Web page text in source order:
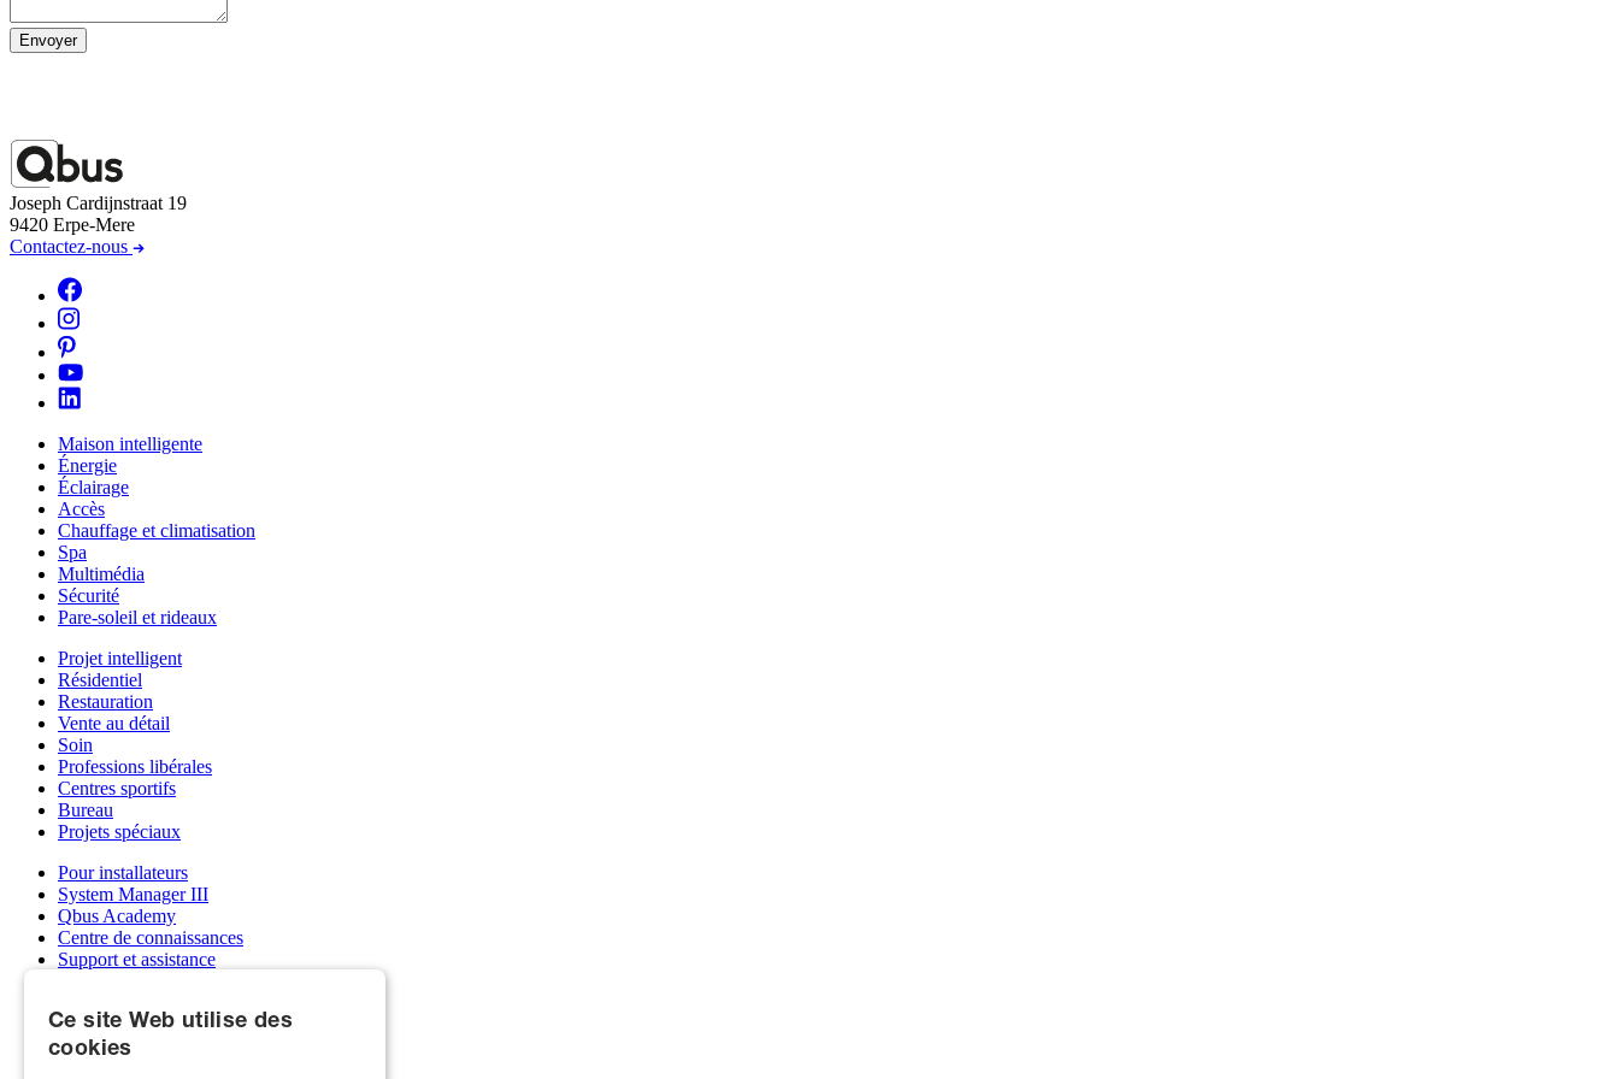
Envoyer
Joseph Cardijnstraat 19
9420 Erpe-Mere
Contactez-nous
Maison intelligente
Énergie
Éclairage
Accès
Chauffage et climatisation
Spa
Multimédia
Sécurité
Pare-soleil et rideaux
Projet intelligent
Résidentiel
Restauration
Vente au détail
Soin
Professions libérales
Centres sportifs
Bureau
Projets spéciaux
Pour installateurs
System Manager III
Qbus Academy
Centre de connaissances
Support et assistance
Devenez installateur
Ce site Web utilise des
cookies